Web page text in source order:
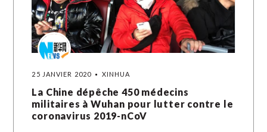
25 JANVIER 2020 XINHUA
La Chine dépêche 450 médecins
militaires à Wuhan pour lutter contre le
coronavirus 2019-nCoV